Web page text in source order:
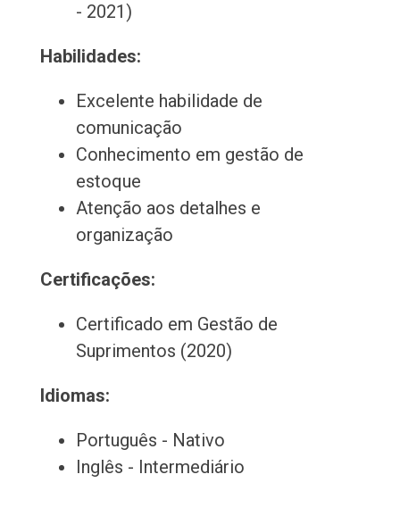
- 2021)
Habilidades:
Excelente habilidade de
comunicação
Conhecimento em gestão de
estoque
Atenção aos detalhes e
organização
Certificações:
Certificado em Gestão de
Suprimentos (2020)
Idiomas:
Português - Nativo
Inglês - Intermediário